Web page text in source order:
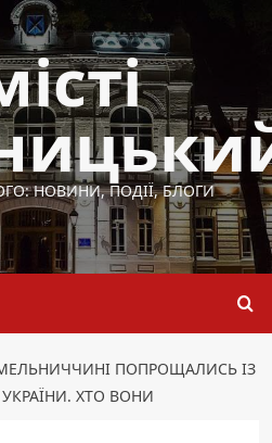
НОВИНИ, ПОДІЇ, БЛОГИ
ПОПРОЩАЛИСЬ ІЗ
ХТО ВОНИ